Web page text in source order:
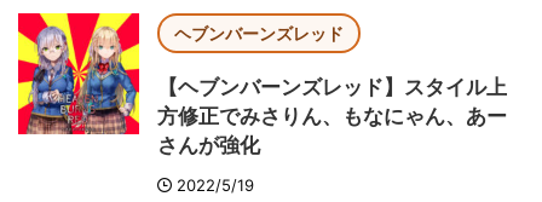
ヘブンバーンズレッド
【ヘブンバーンズレッド】スタイル上
方修正でみさりん、もなにゃん、あー
さんが強化
2022/5/19